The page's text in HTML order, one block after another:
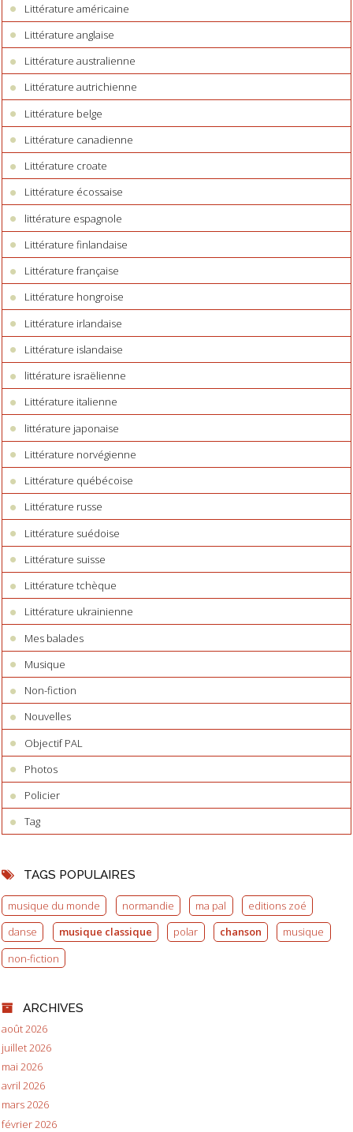
Littérature américaine
Littérature anglaise
Littérature australienne
Littérature autrichienne
Littérature belge
Littérature canadienne
Littérature croate
Littérature écossaise
littérature espagnole
Littérature finlandaise
Littérature française
Littérature hongroise
Littérature irlandaise
Littérature islandaise
littérature israëlienne
Littérature italienne
littérature japonaise
Littérature norvégienne
Littérature québécoise
Littérature russe
Littérature suédoise
Littérature suisse
Littérature tchèque
Littérature ukrainienne
Mes balades
Musique
Non-fiction
Nouvelles
Objectif PAL
Photos
Policier
Tag
TAGS POPULAIRES
musique du monde normandie ma pal
editions zoé
danse
musique classique polar chanson
musique
non-fiction
ARCHIVES
août 2026
juillet 2026
mai 2026
avril 2026
mars 2026
février 2026